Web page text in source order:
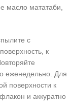
масло мататаби,
с
к
еженедельно. Для
поверхности к
и аккуратно